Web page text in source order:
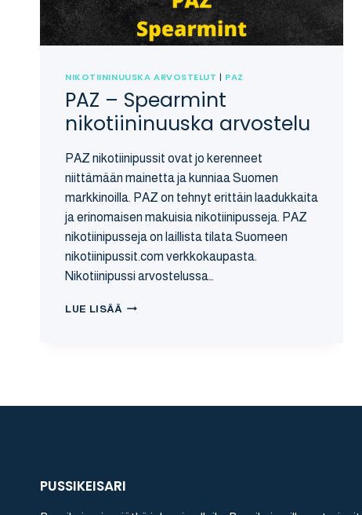
NIKOTIININUUSKA ARVOSTELUT | PAZ
PAZ – Spearmint
nikotiininuuska arvostelu
PAZ nikotiinipussit ovat jo kerenneet
niittämään mainetta ja kunniaa Suomen
markkinoilla. PAZ on tehnyt erittäin laadukkaita
ja erinomaisen makuisia nikotiinipusseja. PAZ
nikotiinipusseja on laillista tilata Suomeen
nikotiinipussit.com verkkokaupasta.
Nikotiinipussi arvostelussa…
LUE LISÄÄ PAZ
PUSSIKEISARI